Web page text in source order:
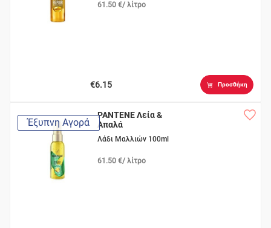
61.50 €/ λίτρο
€6.15 Προσθήκη
Έξυπνη Αγορά
PANTENE Λεία &
Απαλά
Λάδι Μαλλιών 100ml
61.50 €/ λίτρο